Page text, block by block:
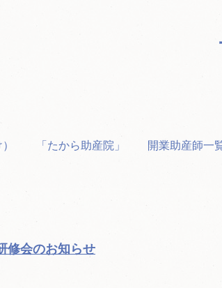
「たから助産院」 開業助産師一
修会のお知らせ